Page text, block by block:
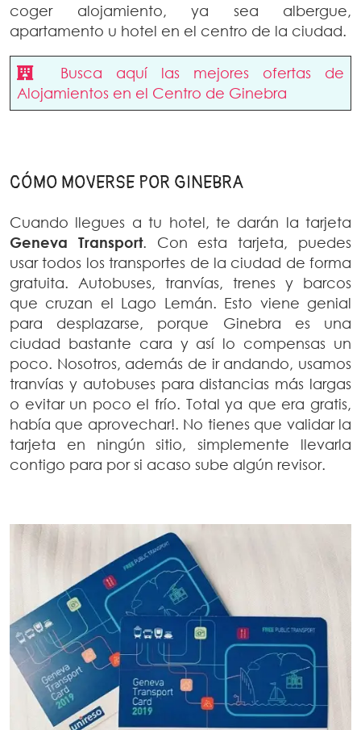
coger alojamiento, ya sea albergue,
apartamento u hotel en el centro de la ciudad.
Busca aquí las mejores ofertas de
Alojamientos en el Centro de Ginebra
CÓMO MOVERSE POR GINEBRA
Cuando llegues a tu hotel, te darán la tarjeta
Geneva Transport. Con esta tarjeta, puedes
usar todos los transportes de la ciudad de forma
gratuita. Autobuses, tranvías, trenes y barcos
que cruzan el Lago Lemán. Esto viene genial
para desplazarse, porque Ginebra es una
ciudad bastante cara y así lo compensas un
poco. Nosotros, además de ir andando, usamos
tranvías y autobuses para distancias más largas
o evitar un poco el frío. Total ya que era gratis,
había que aprovechar!. No tienes que validar la
tarjeta en ningún sitio, simplemente llevarla
contigo para por si acaso sube algún revisor.